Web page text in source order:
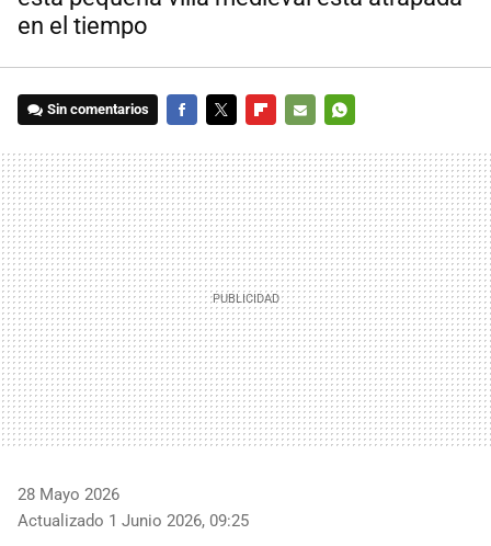
en el tiempo
Sin comentarios
MAIL
28 Mayo 2026
Actualizado 1 Junio 2026, 09:25